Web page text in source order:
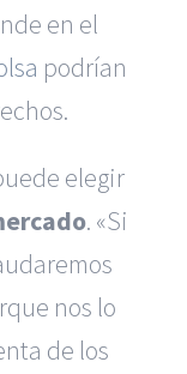
en el
podrían
elegir
. «Si
nos lo
de los